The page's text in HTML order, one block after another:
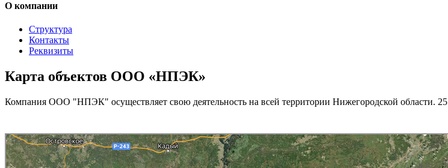
О компании
Структура
Контакты
Реквизиты
Карта объектов ООО «НПЭК»
Компания ООО "НПЭК" осуществляет свою деятельность на всей территории Нижегородской области. 25